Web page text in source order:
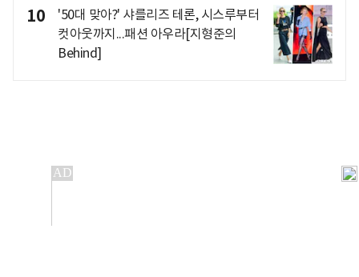
10
'50대 맞아?' 샤를리즈 테론, 시스루부터
컷아웃까지...패션 아우라[지형준의
Behind]